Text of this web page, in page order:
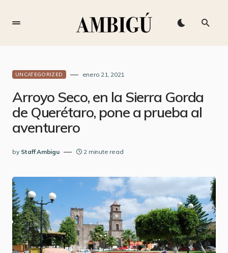
UNCATEGORIZED enero 21, 2021
Arroyo Seco, en la Sierra Gorda
de Querétaro, pone a prueba al
aventurero
by Staff Ambigu 2 minute read